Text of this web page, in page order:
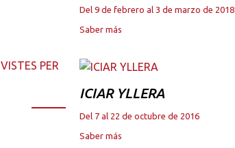
Del 9 de febrero al 3 de marzo de 2018
Saber más
ICIAR YLLERA
Del 7 al 22 de octubre de 2016
Saber más